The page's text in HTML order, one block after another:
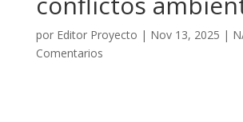
por Editor Proyecto | Nov 13, 2025 |
Comentarios